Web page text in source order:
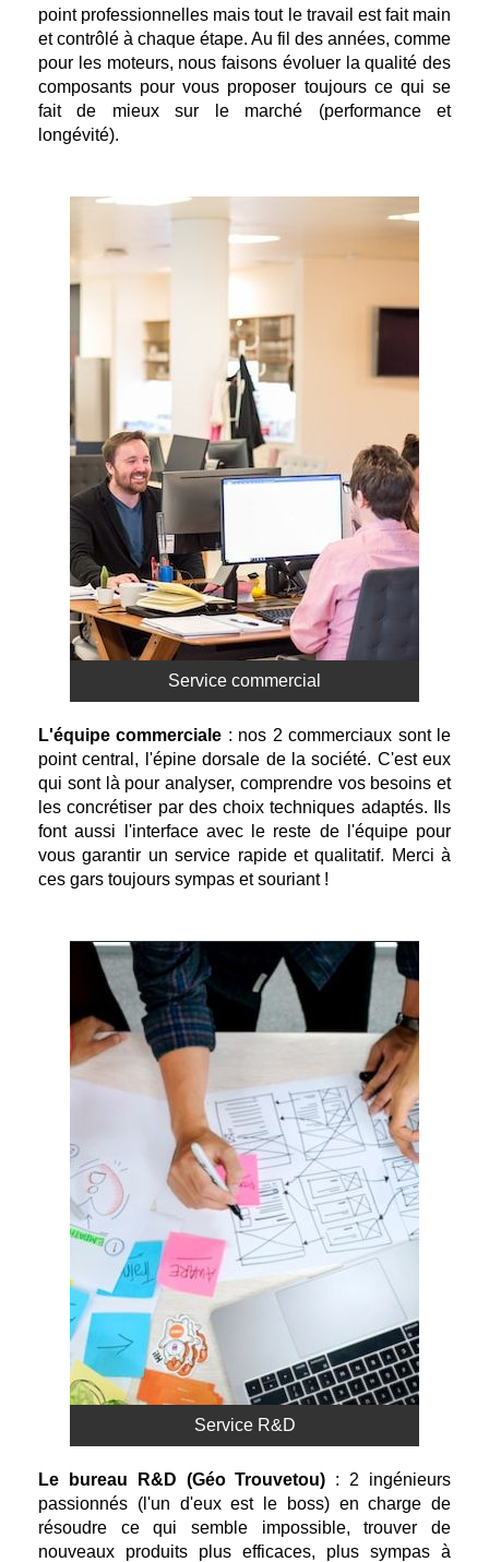
point professionnelles mais tout le travail est fait main
et contrôlé à chaque étape. Au fil des années, comme
pour les moteurs, nous faisons évoluer la qualité des
composants pour vous proposer toujours ce qui se
fait de mieux sur le marché (performance et
longévité).
Service commercial
L'équipe commerciale : nos 2 commerciaux sont le
point central, l'épine dorsale de la société. C'est eux
qui sont là pour analyser, comprendre vos besoins et
les concrétiser par des choix techniques adaptés. Ils
font aussi l'interface avec le reste de l'équipe pour
vous garantir un service rapide et qualitatif. Merci à
ces gars toujours sympas et souriant !
Service R&D
Le bureau R&D (Géo Trouvetou) : 2 ingénieurs
passionnés (l'un d'eux est le boss) en charge de
résoudre ce qui semble impossible, trouver de
nouveaux produits plus efficaces, plus sympas à